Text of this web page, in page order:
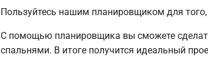
Пользуйтесь нашим планировщиком для
С помощью планировщика вы сможете
спальнями. В итоге получится идеальный